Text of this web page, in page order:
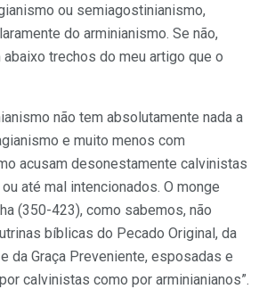
ou semiagostinianismo,
do arminianismo. Se não,
trechos do meu artigo que o
não tem absolutamente nada a
e muito menos com
acusam desonestamente calvinistas
até mal intencionados. O monge
(350-423), como sabemos, não
bíblicas do Pecado Original, da
da Graça Preveniente, esposadas e
calvinistas como por arminianianos”.